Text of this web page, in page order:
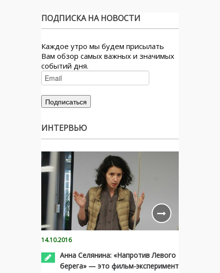
ПОДПИСКА НА НОВОСТИ
Каждое утро мы будем присылать
Вам обзор самых важных и значимых
событий дня.
ИНТЕРВЬЮ
14.10.2016
Анна Селянина: «Напротив Левого
берега» — это фильм-эксперимент